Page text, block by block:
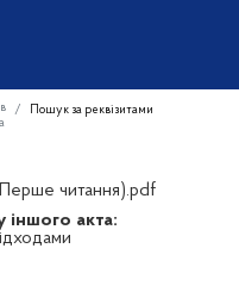
Пошук за реквізитами
читання).pdf
іншого акта: